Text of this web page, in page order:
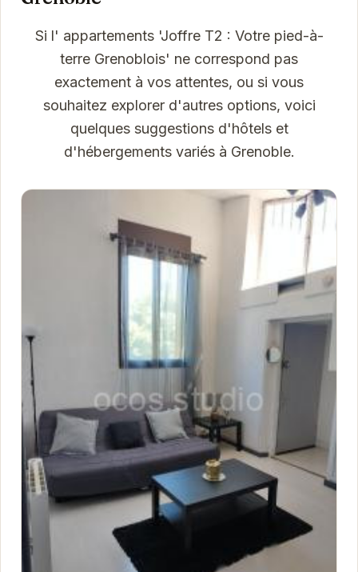
Si l' appartements 'Joffre T2 : Votre pied-à-
terre Grenoblois' ne correspond pas
exactement à vos attentes, ou si vous
souhaitez explorer d'autres options, voici
quelques suggestions d'hôtels et
d'hébergements variés à Grenoble.